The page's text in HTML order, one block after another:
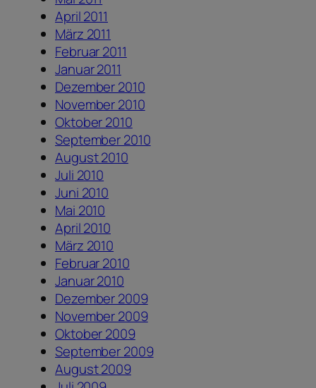
April 2011
März 2011
Februar 2011
Januar 2011
Dezember 2010
November 2010
Oktober 2010
September 2010
August 2010
Juli 2010
Juni 2010
Mai 2010
April 2010
März 2010
Februar 2010
Januar 2010
Dezember 2009
November 2009
Oktober 2009
September 2009
August 2009